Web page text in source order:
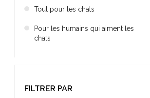
Tout pour les chats
Pour les humains qui aiment les
chats
FILTRER PAR